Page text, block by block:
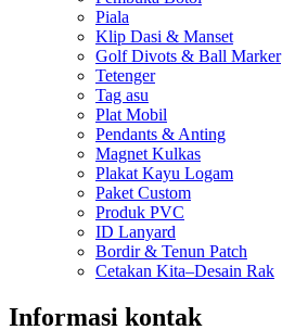
Piala
Klip Dasi & Manset
Golf Divots & Ball Marker
Tetenger
Tag asu
Plat Mobil
Pendants & Anting
Magnet Kulkas
Plakat Kayu Logam
Paket Custom
Produk PVC
ID Lanyard
Bordir & Tenun Patch
Cetakan Kita–Desain Rak
Informasi kontak